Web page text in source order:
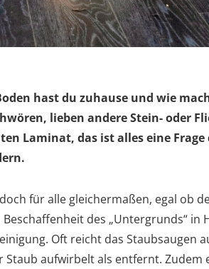
hast du zuhause und wie
lieben andere Stein- oder
Laminat, das ist alles eine Frage
für alle gleichermaßen, egal ob
des „Untergrunds“ in
Oft reicht das Staubsaugen
aufwirbelt als entfernt. Zudem